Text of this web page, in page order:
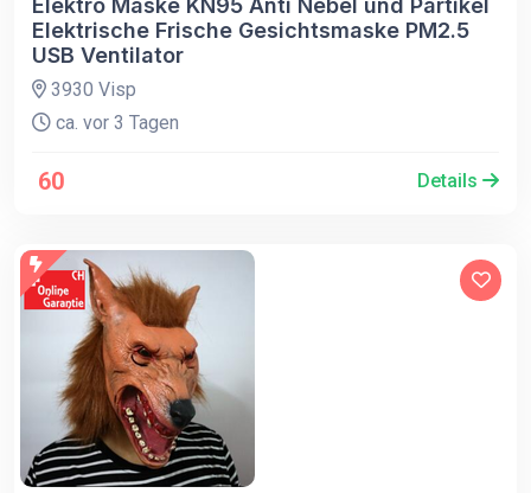
Elektro Maske KN95 Anti Nebel und Partikel
Elektrische Frische Gesichtsmaske PM2.5
USB Ventilator
3930 Visp
ca. vor 3 Tagen
60 Details